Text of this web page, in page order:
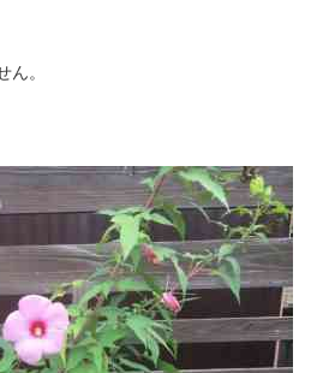
ん。